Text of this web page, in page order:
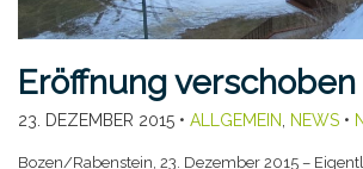
Eröffnung verschoben
23. DEZEMBER 2015 • ALLGEMEIN, NEWS •
Bozen/Rabenstein, 23. Dezember 2015 –